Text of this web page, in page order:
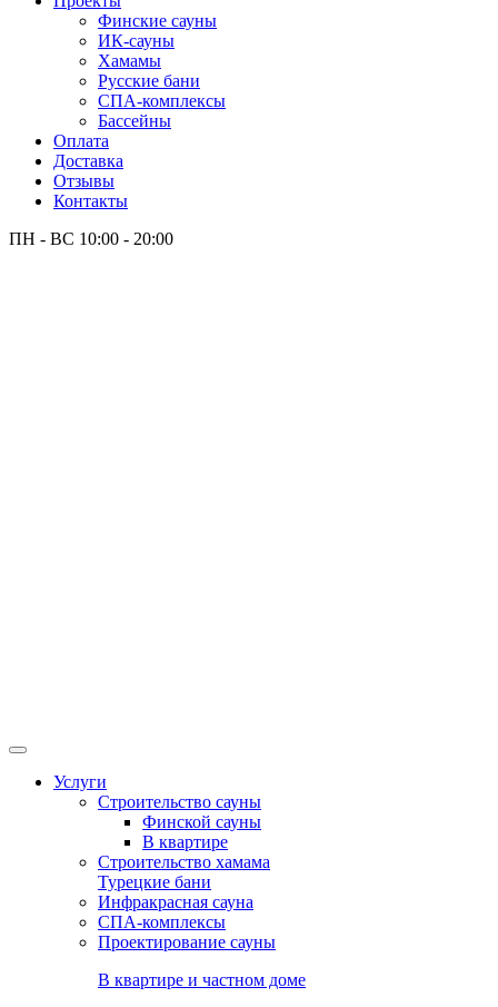
Финские сауны
ИК-сауны
Хамамы
Русские бани
СПА-комплексы
Бассейны
Оплата
Доставка
Отзывы
Контакты
ПН - ВС 10:00 - 20:00
Услуги
Строительство сауны
Финской сауны
В квартире
Строительство хамама
Турецкие бани
Инфракрасная сауна
СПА-комплексы
Проектирование сауны
В квартире и частном доме